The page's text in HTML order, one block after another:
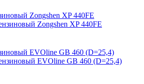
Zongshen XP 440FE
EVOline GB 460 (D=25,4)